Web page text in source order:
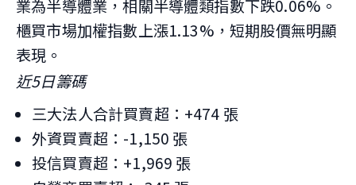
業為半導體業，相關半導體類指數下跌0.06%。
櫃買市場加權指數上漲1.13%，短期股價無明顯
表現。
近5日籌碼
三大法人合計買賣超：+474 張
外資買賣超：-1,150 張
投信買賣超：+1,969 張